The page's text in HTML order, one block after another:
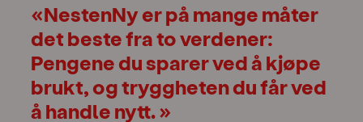
NestenNy er på mange måter
det beste fra to verdener:
Pengene du sparer ved å kjøpe
brukt, og tryggheten du får ved
å handle nytt.